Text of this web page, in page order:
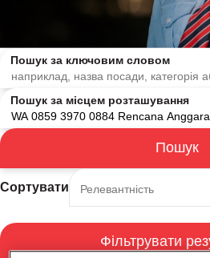
Результати
Пошук за ключовим словом
Пошук за місцем розташування
Пошук
Сортувати
Фільтрувати